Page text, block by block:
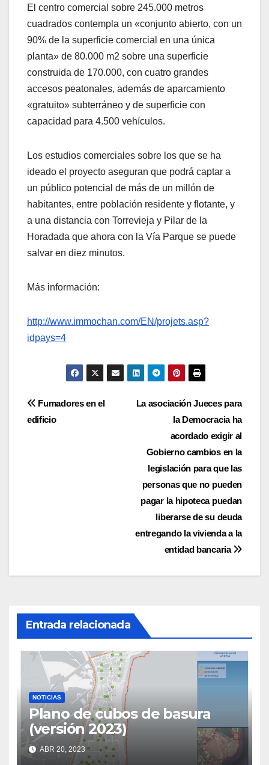
El centro comercial sobre 245.000 metros
cuadrados contempla un «conjunto abierto, con un
90% de la superficie comercial en una única
planta» de 80.000 m2 sobre una superficie
construida de 170.000, con cuatro grandes
accesos peatonales, además de aparcamiento
«gratuito» subterráneo y de superficie con
capacidad para 4.500 vehículos.
Los estudios comerciales sobre los que se ha
ideado el proyecto aseguran que podrá captar a
un público potencial de más de un millón de
habitantes, entre población residente y flotante, y
a una distancia con Torrevieja y Pilar de la
Horadada que ahora con la Vía Parque se puede
salvar en diez minutos.
Más información:
http://www.immochan.com/EN/projets.asp?
idpays=4
Navegación
La asociación Jueces para
la Democracia ha
acordado exigir al
Gobierno cambios en la
legislación para que las
personas que no pueden
pagar la hipoteca puedan
liberarse de su deuda
entregando la vivienda a la
entidad bancaria
Fumadores en el
edificio
Entrada relacionada
NOTICIAS
Plano de cubos de basura
(versión 2023)
ABR 20, 2023